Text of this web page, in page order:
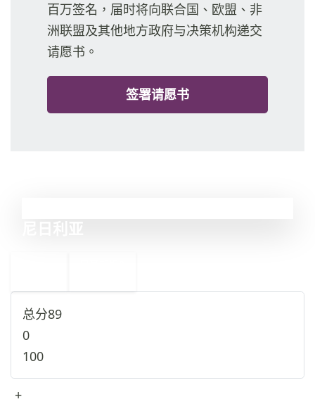
百万签名，届时将向联合国、欧盟、非
洲联盟及其他地方政府与决策机构递交
请愿书。
签署请愿书
总分89
0
100
+